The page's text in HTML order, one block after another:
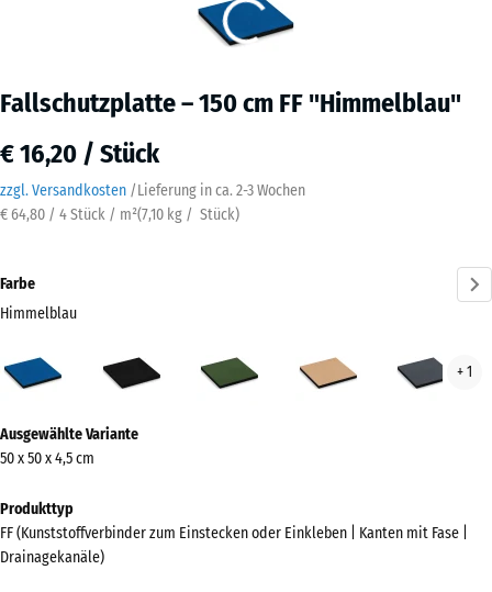
Fallschutzplatte – 150 cm FF "Himmelblau"
€ 16,20 / Stück
zzgl. Versandkosten /Lieferung in ca. 2-3 Wochen
€ 64,80 / 4 Stück / m²(7,10 kg / Stück)
Farbe
Himmelblau
(active)
+ 1
Informationen
zu
Farben?
Farbpalette
Ausgewählte Variante
50 x 50 x 4,5 cm
Produkttyp
FF (Kunststoffverbinder zum Einstecken oder Einkleben | Kanten mit Fase |
Drainagekanäle)